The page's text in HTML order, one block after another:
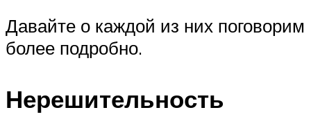
Давайте о каждой из них поговорим
более подробно.
Нерешительность